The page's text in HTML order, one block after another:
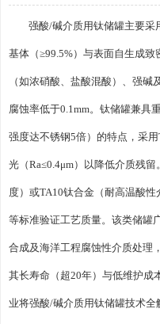
强酸/碱介质用钛储罐主要采
基体（≥99.5%）与表面自生成
（如浓硝酸、盐酸混酸）、强
腐蚀率低于0.1mm‌。钛储罐兼具
强度达不锈钢5倍）的特点‌，采
光（Ra≤0.4μm）以降低介质残
度）或TA10钛合金（耐高温酸
等标准验证工艺质量‌。该类储罐
合成及海洋工程腐蚀性介质处理
其长寿命（超20年）与低维护成
业将强酸/碱介质用钛储罐技术全